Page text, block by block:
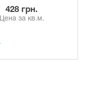
428 грн.
Цена за кв.м.